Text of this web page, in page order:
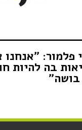
פלמור: "אנחנו
בה להיות